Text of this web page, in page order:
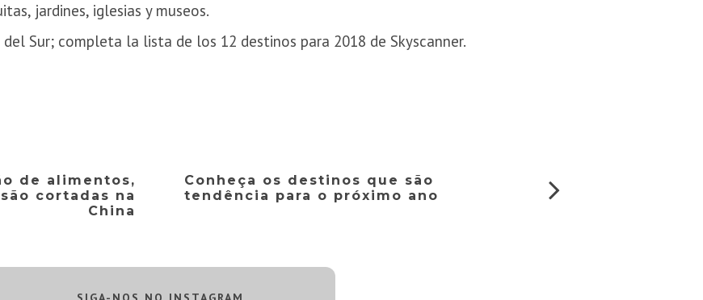
jardines, iglesias y museos.
del Sur; completa la lista de los 12 destinos para 2018 de Skyscanner.
de alimentos,
cortadas na
China
Conheça os destinos que são
tendência para o próximo ano